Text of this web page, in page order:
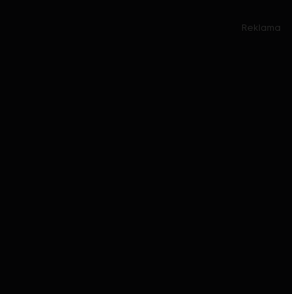
Reklama